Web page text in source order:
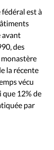
est à
avant
des
la récente
vécu
12% de
par